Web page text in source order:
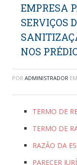
EMPRESA
SERVIÇOS
NOS
POR ADMINISTRADOR EM
TERMO DE
TERMO DE
RAZÃO DA
PARECER